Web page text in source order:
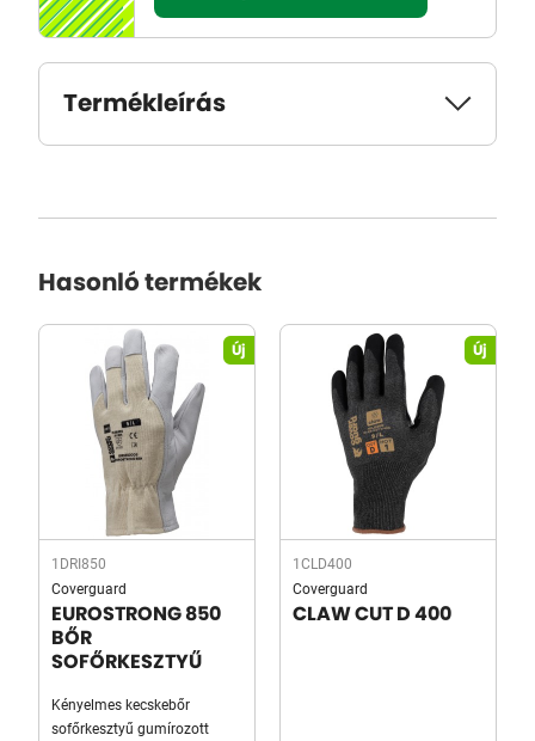
Termékleírás
Hasonló termékek
Új
1DRI850
Coverguard
EUROSTRONG 850
BŐR
SOFŐRKESZTYŰ
Kényelmes kecskebőr
sofőrkesztyű gumírozott
Új
1CLD400
Coverguard
CLAW CUT D 400